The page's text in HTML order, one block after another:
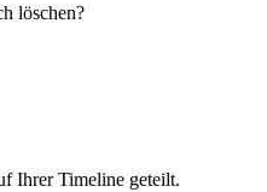
löschen?
Ihrer Timeline geteilt.